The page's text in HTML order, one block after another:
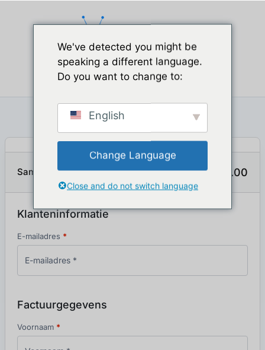
SSL-beveiligde betaalpagina
Winkelwagen
Samenvatting bestelling tonen 0.00
Klanteninformatie
E-mailadres *
Factuurgegevens
Voornaam *
We've detected you might be
speaking a different language.
Do you want to change to:
English
Change Language
Close and do not switch language